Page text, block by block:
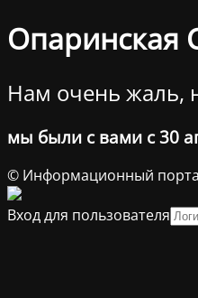
Опаринская
Нам очень жаль,
мы были с вами с 30
© Информационный
Вход для пользователя